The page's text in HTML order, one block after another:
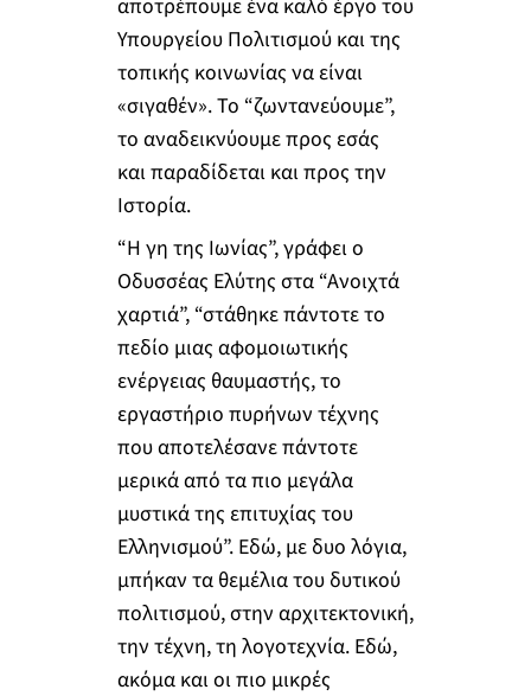
αποτρέπουμε ένα καλό έργο του
Υπουργείου Πολιτισμού και της
τοπικής κοινωνίας να είναι
«σιγαθέν». Το “ζωντανεύουμε”,
το αναδεικνύουμε προς εσάς
και παραδίδεται και προς την
Ιστορία.
“Η γη της Ιωνίας”, γράφει ο
Οδυσσέας Ελύτης στα “Ανοιχτά
χαρτιά”, “στάθηκε πάντοτε το
πεδίο μιας αφομοιωτικής
ενέργειας θαυμαστής, το
εργαστήριο πυρήνων τέχνης
που αποτελέσανε πάντοτε
μερικά από τα πιο μεγάλα
μυστικά της επιτυχίας του
Ελληνισμού”. Εδώ, με δυο λόγια,
μπήκαν τα θεμέλια του δυτικού
πολιτισμού, στην αρχιτεκτονική,
την τέχνη, τη λογοτεχνία. Εδώ,
ακόμα και οι πιο μικρές